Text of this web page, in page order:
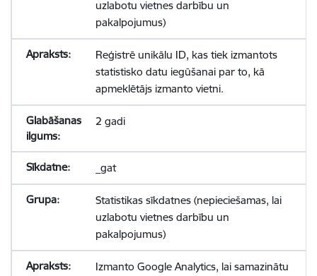
uzlabotu vietnes darbību un
pakalpojumus)
Reģistrē unikālu ID, kas tiek izmantots
statistisko datu iegūšanai par to, kā
apmeklētājs izmanto vietni.
2 gadi
_gat
Statistikas sīkdatnes (nepieciešamas, lai
uzlabotu vietnes darbību un
pakalpojumus)
Izmanto Google Analytics, lai samazinātu